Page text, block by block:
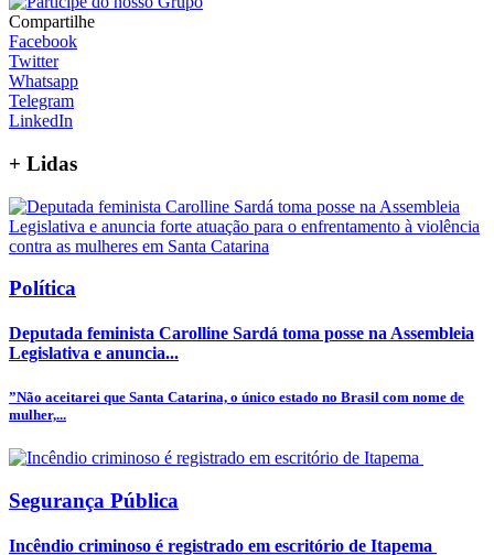
Compartilhe
Facebook
Twitter
Whatsapp
Telegram
LinkedIn
+ Lidas
Política
Deputada feminista Carolline Sardá toma posse na Assembleia
Legislativa e anuncia...
”Não aceitarei que Santa Catarina, o único estado no Brasil com nome de
mulher,...
Segurança Pública
Incêndio criminoso é registrado em escritório de Itapema